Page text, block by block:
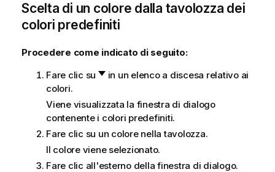
Scelta di un colore dalla tavolozza dei
colori predefiniti
Procedere come indicato di seguito:
Fare clic su
in un elenco a discesa relativo ai
colori.
Viene visualizzata la finestra di dialogo
contenente i colori predefiniti.
Fare clic su un colore nella tavolozza.
Il colore viene selezionato.
Fare clic all'esterno della finestra di dialogo.